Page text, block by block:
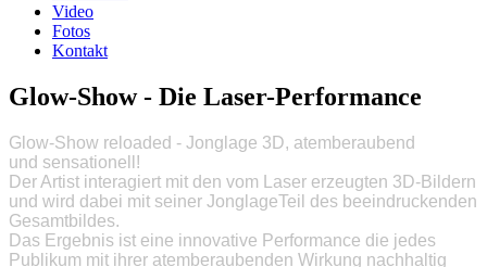
Video
Fotos
Kontakt
Glow-Show - Die Laser-Performance
Glow-Show reloaded - Jonglage 3D, atemberaubend
und sensationell!
Der Artist interagiert mit den vom Laser erzeugten 3D-Bildern
und wird dabei mit seiner JonglageTeil des beeindruckenden
Gesamtbildes.
Das Ergebnis ist eine innovative Performance die jedes
Publikum mit ihrer atemberaubenden Wirkung nachhaltig